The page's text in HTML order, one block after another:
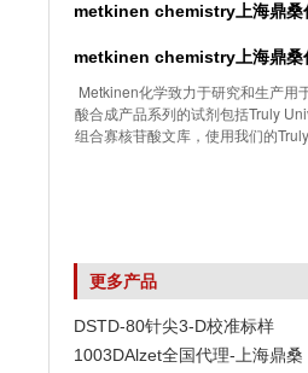
metkinen chemistry上海鼎桑
metkinen chemistry上海鼎桑
Metkinen化学致力于研究和生产用
酸合成产品系列的试剂包括Truly
组合寡核苷酸文库，使用我们的
更多产品
DSTD-80针尖3-D校准标样
1003DAlzet全国代理-上海鼎桑